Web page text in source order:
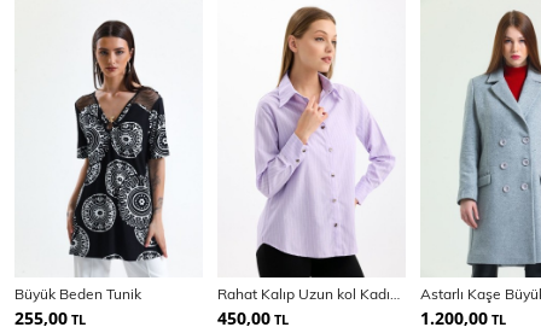
Büyük Beden Tunik
255,00 TL 450,00 TL 1.200,00 TL